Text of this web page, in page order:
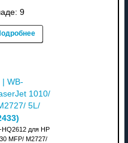
9
| WB-
1010/
5L/
)
для HP
MFP/ M2727/